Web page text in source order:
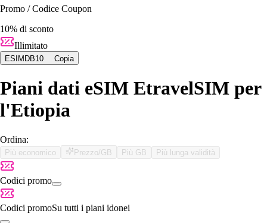
Promo / Codice Coupon
10% di sconto
Illimitato
ESIMDB10 Copia
Piani dati eSIM EtravelSIM per
l'Etiopia
Ordina:
Più economico Prezzo/GB Più GB Più lunga validità
Codici promo
Codici promoSu tutti i piani idonei